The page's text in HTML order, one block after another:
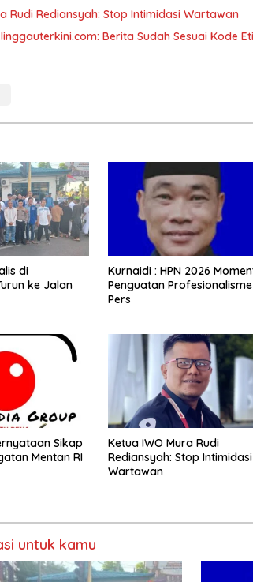
Rudi Rediansyah: Stop Intimidasi Wartawan
Berita Sudah Sesuai Kode
di
ke Jalan
Kurnaidi : HPN 2026
Penguatan Profesionalisme
Pers
Sikap
Mentan RI
Ketua IWO Mura Rudi
Rediansyah: Stop Intimidasi
Wartawan
untuk kamu